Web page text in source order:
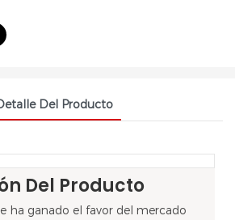
Del Producto
Del Producto
ha ganado el favor del mercado